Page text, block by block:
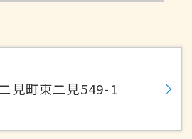
見町東二見549-1